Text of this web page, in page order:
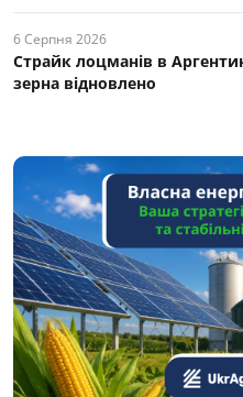
6 Серпня 2026
Страйк лоцманів в
зерна відновлено